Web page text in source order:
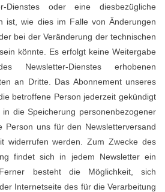
Dienstes oder eine diesbezügliche
ist, wie dies im Falle von Änderungen
bei der Veränderung der technischen
könnte. Es erfolgt keine Weitergabe
Dienstes erhobenen
an Dritte. Das Abonnement unseres
betroffene Person jederzeit gekündigt
die Speicherung personenbezogener
Person uns für den Newsletterversand
widerrufen werden. Zum Zwecke des
findet sich in jedem Newsletter ein
besteht die Möglichkeit, sich
Internetseite des für die Verarbeitung